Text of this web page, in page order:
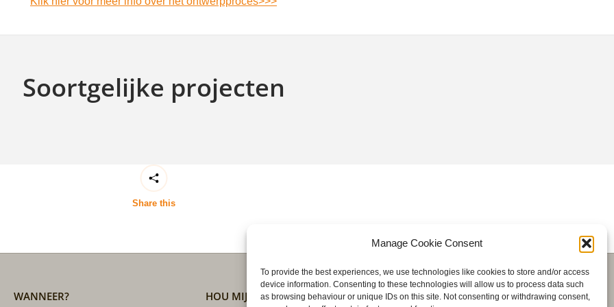
Manage Cookie Consent
To provide the best experiences, we use technologies like cookies to store and/or access
device information. Consenting to these technologies will allow us to process data such
as browsing behaviour or unique IDs on this site. Not consenting or withdrawing consent,
Soortgelijke projecten
Share this
WANNEER? HOU MIJ OP DE HOOGTE SHOP NU